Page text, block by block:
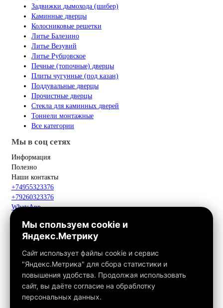
Задвижки дымохода (шибер)
Каминные дверцы
Колосниковые решетки
Литье Балезино
Литье Везувий
Литье Рубцовское
Печные (топочные) дверцы
Плиты чугунные (под казан)
Поддувальные дверцы
Прочистные дверцы
Стекла для каминных дверей
Тоннели монтажные
Все категории
Мы в соц сетях
Информация
Полезно
Наши контакты
+74955323376
+79260323376
WhatsApp
Макс
info@fox-kamin.ru
Наш адрес
Московская область, г. Павловский Посад, дер. Фатеево, д. 3П,
офис 113
Работаем с 10:00 до 18:00
Связаться с нами
Мы спользуем cookie и
Яндекс.Метрику
Сайт использует файлы cookie и сервис
"Яндекс.Метрика" для сбора статистики и
повышения удобства. Продолжая использовать
сайт, вы даёте согласие на обраблотку
персональных данных.